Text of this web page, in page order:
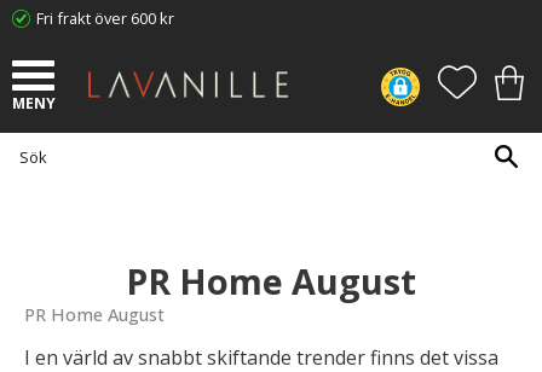
Fri frakt över 600 kr
PR Home August
PR Home August
I en värld av snabbt skiftande trender finns det vissa